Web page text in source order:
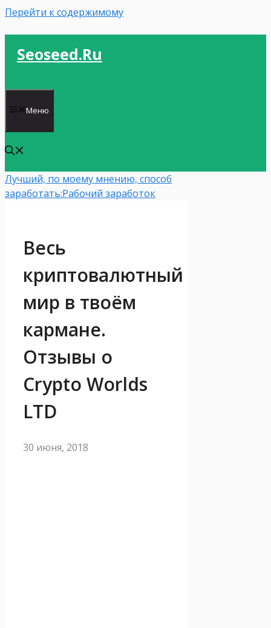
Перейти к содержимому
Seoseed.ru
Меню
Лучший, по моему мнению, способ
заработать:Рабочий заработок
Весь
криптовалютный
мир в твоём
кармане.
Отзывы о
Crypto Worlds
LTD
30 июня, 2018